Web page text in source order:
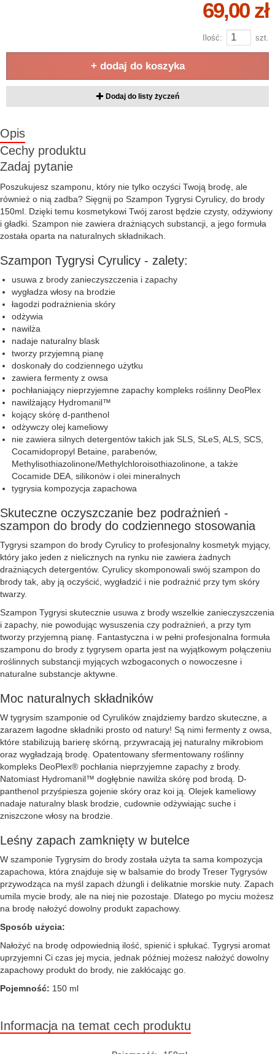
69,00 zł
Ilość: szt.
+ dodaj do koszyka
Dodaj do listy życzeń
Opis
Cechy produktu
Zadaj pytanie
Poszukujesz szamponu, który nie tylko oczyści Twoją brodę, ale
również o nią zadba? Sięgnij po Szampon Tygrysi Cyrulicy, do brody
150ml. Dzięki temu kosmetykowi Twój zarost będzie czysty, odżywiony
i gładki. Szampon nie zawiera drażniących substancji, a jego formuła
została oparta na naturalnych składnikach.
Szampon Tygrysi Cyrulicy - zalety:
usuwa z brody zanieczyszczenia i zapachy
wygładza włosy na brodzie
łagodzi podrażnienia skóry
odżywia
nawilża
nadaje naturalny blask
tworzy przyjemną pianę
doskonały do codziennego użytku
zawiera fermenty z owsa
pochłaniający nieprzyjemne zapachy kompleks roślinny DeoPlex
nawilżający Hydromanil™
kojący skórę d-panthenol
odżywczy olej kameliowy
nie zawiera silnych detergentów takich jak SLS, SLeS, ALS, SCS,
Cocamidopropyl Betaine, parabenów,
Methylisothiazolinone/Methylchloroisothiazolinone, a także
Cocamide DEA, silikonów i olei mineralnych
tygrysia kompozycja zapachowa
Skuteczne oczyszczanie bez podrażnień -
szampon do brody do codziennego stosowania
Tygrysi szampon do brody Cyrulicy to profesjonalny kosmetyk myjący,
który jako jeden z nielicznych na rynku nie zawiera żadnych
drażniących detergentów. Cyrulicy skomponowali swój szampon do
brody tak, aby ją oczyścić, wygładzić i nie podrażnić przy tym skóry
twarzy.
Szampon Tygrysi skutecznie usuwa z brody wszelkie zanieczyszczenia
i zapachy, nie powodując wysuszenia czy podrażnień, a przy tym
tworzy przyjemną pianę. Fantastyczna i w pełni profesjonalna formuła
szamponu do brody z tygrysem oparta jest na wyjątkowym połączeniu
roślinnych substancji myjących wzbogaconych o nowoczesne i
naturalne substancje aktywne.
Moc naturalnych składników
W tygrysim szamponie od Cyrulików znajdziemy bardzo skuteczne, a
zarazem łagodne składniki prosto od natury! Są nimi fermenty z owsa,
które stabilizują barierę skórną, przywracają jej naturalny mikrobiom
oraz wygładzają brodę. Opatentowany sfermentowany roślinny
kompleks DeoPlex® pochłania nieprzyjemne zapachy z brody.
Natomiast Hydromanil™ dogłębnie nawilża skórę pod brodą. D-
panthenol przyśpiesza gojenie skóry oraz koi ją. Olejek kameliowy
nadaje naturalny blask brodzie, cudownie odżywiając suche i
zniszczone włosy na brodzie.
Leśny zapach zamknięty w butelce
W szamponie Tygrysim do brody została użyta ta sama kompozycja
zapachowa, która znajduje się w balsamie do brody Treser Tygrysów
przywodząca na myśl zapach dżungli i delikatnie morskie nuty. Zapach
umila mycie brody, ale na niej nie pozostaje. Dlatego po myciu możesz
na brodę nałożyć dowolny produkt zapachowy.
Sposób użycia:
Nałożyć na brodę odpowiednią ilość, spienić i spłukać. Tygrysi aromat
uprzyjemni Ci czas jej mycia, jednak później możesz nałożyć dowolny
zapachowy produkt do brody, nie zakłócając go.
Pojemność: 150 ml
Informacja na temat cech produktu